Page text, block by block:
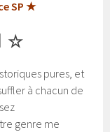
SP ★
☆
pures, et
à chacun de
genre me